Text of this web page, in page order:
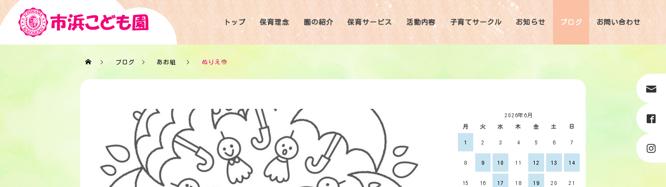
トップ 保育理念 園の紹介 保育サービス 活動内容 子育てサークル お知らせ ブログ お問い合わせ
ブログ あお組 ぬりえ
2026年6月
月 火 水 木 金 土 日
1 2 3 4 5 6 7
8 9 10 11 12 13 14
15 16 17 18 19 20 21